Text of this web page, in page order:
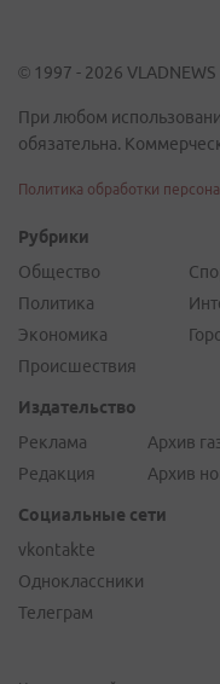
© 1997 - 2026 VLADNEWS
При любом
обязательна.
Политика обработки
Рубрики
Общество
Политика
Экономика
Происшествия
Издательство
Реклама
Редакция
Архив
Архив
Социальные сети
vkontakte
Одноклассники
Телеграм